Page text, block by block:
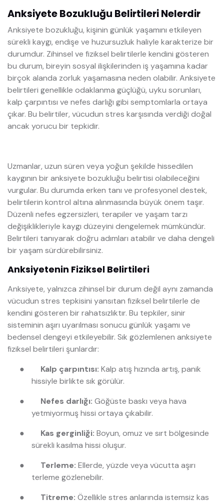
Anksiyete Bozukluğu Belirtileri Nelerdir
Anksiyete bozukluğu, kişinin günlük yaşamını etkileyen
sürekli kaygı, endişe ve huzursuzluk haliyle karakterize bir
durumdur. Zihinsel ve fiziksel belirtilerle kendini gösteren
bu durum, bireyin sosyal ilişkilerinden iş yaşamına kadar
birçok alanda zorluk yaşamasına neden olabilir. Anksiyete
belirtileri genellikle odaklanma güçlüğü, uyku sorunları,
kalp çarpıntısı ve nefes darlığı gibi semptomlarla ortaya
çıkar. Bu belirtiler, vücudun stres karşısında verdiği doğal
ancak yorucu bir tepkidir.
Uzmanlar, uzun süren veya yoğun şekilde hissedilen
kaygının bir anksiyete bozukluğu belirtisi olabileceğini
vurgular. Bu durumda erken tanı ve profesyonel destek,
belirtilerin kontrol altına alınmasında büyük önem taşır.
Düzenli nefes egzersizleri, terapiler ve yaşam tarzı
değişiklikleriyle kaygı düzeyini dengelemek mümkündür.
Belirtileri tanıyarak doğru adımları atabilir ve daha dengeli
bir yaşam sürdürebilirsiniz.
Anksiyetenin Fiziksel Belirtileri
Anksiyete, yalnızca zihinsel bir durum değil aynı zamanda
vücudun stres tepkisini yansıtan fiziksel belirtilerle de
kendini gösteren bir rahatsızlıktır. Bu tepkiler, sinir
sisteminin aşırı uyarılması sonucu günlük yaşamı ve
bedensel dengeyi etkileyebilir. Sık gözlemlenen anksiyete
fiziksel belirtileri şunlardır:
●
Kalp çarpıntısı: Kalp atış hızında artış, panik
hissiyle birlikte sık görülür.
●
Nefes darlığı: Göğüste baskı veya hava
yetmiyormuş hissi ortaya çıkabilir.
●
Kas gerginliği: Boyun, omuz ve sırt bölgesinde
sürekli kasılma hissi oluşur.
●
Terleme: Ellerde, yüzde veya vücutta aşırı
terleme gözlenebilir.
●
Titreme: Özellikle stres anlarında istemsiz kas